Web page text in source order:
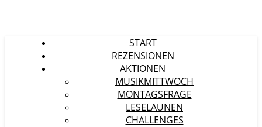
START
REZENSIONEN
AKTIONEN
MUSIKMITTWOCH
MONTAGSFRAGE
LESELAUNEN
CHALLENGES